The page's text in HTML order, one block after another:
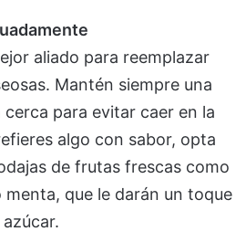
aliado para reemplazar
Mantén siempre una
cerca para evitar caer en la
algo con sabor, opta
de frutas frescas como
menta, que le darán un toque